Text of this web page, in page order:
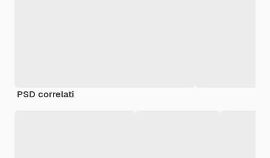
PSD correlati